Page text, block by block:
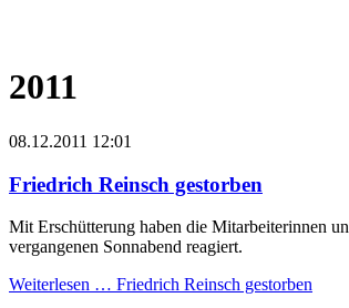
2011
08.12.2011 12:01
Friedrich Reinsch gestorben
Mit Erschütterung haben die Mitarbeiterinnen
vergangenen Sonnabend reagiert.
Weiterlesen … Friedrich Reinsch gestorben